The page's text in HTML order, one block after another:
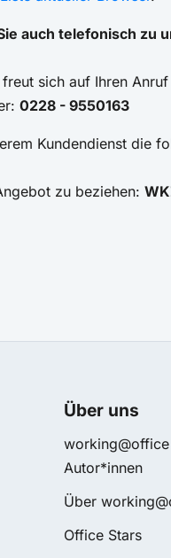
auch telefonisch zu
sich auf Ihren
0228 - 9550163
Kundendienst die
zu beziehen:
Über uns
working@office
Autor*innen
Über
Office Stars